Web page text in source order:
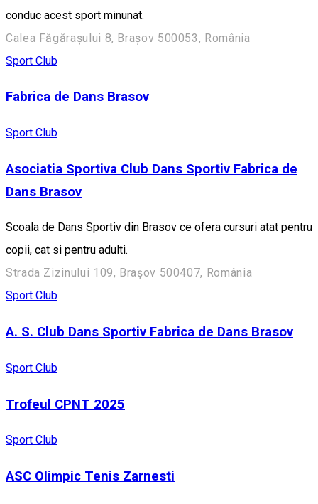
conduc acest sport minunat.
Calea Făgărașului 8, Brașov 500053, România
Sport Club
Fabrica de Dans Brasov
Sport Club
Asociatia Sportiva Club Dans Sportiv Fabrica de
Dans Brasov
Scoala de Dans Sportiv din Brasov ce ofera cursuri atat pentru
copii, cat si pentru adulti.
Strada Zizinului 109, Brașov 500407, România
Sport Club
A. S. Club Dans Sportiv Fabrica de Dans Brasov
Sport Club
Trofeul CPNT 2025
Sport Club
ASC Olimpic Tenis Zarnesti